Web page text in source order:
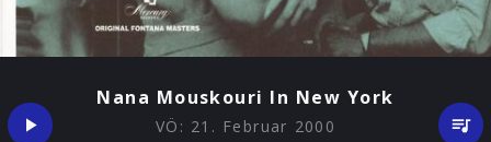
Nana Mouskouri In New York
VÖ: 21. Februar 2000